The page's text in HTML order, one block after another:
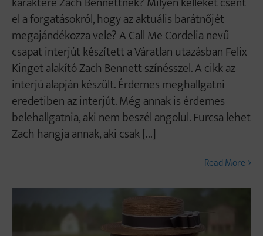
el a forgatásokról, hogy az aktuális barátnőjét
megajándékozza vele? A Call Me Cordelia nevű
csapat interjút készített a Váratlan utazásban Felix
Kinget alakító Zach Bennett színésszel. A cikk az
interjú alapján készült. Érdemes meghallgatni
eredetiben az interjút. Még annak is érdemes
belehallgatnia, aki nem beszél angolul. Furcsa lehet
Zach hangja annak, aki csak [...]
Read More